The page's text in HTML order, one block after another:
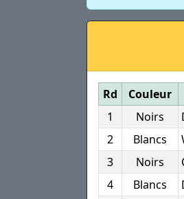
Rd Couleur
1
Noirs
2
Blancs
3
Noirs
4
Blancs